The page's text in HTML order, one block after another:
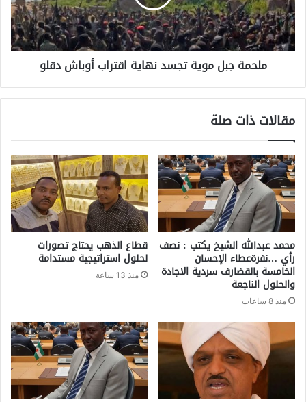
ملحمة جبل موية تجسد نهاية اقتراب أوباش دقلو
مقالات ذات صلة
محمد عبدالله الشيخ يكتب : نصف
رأي …نفرةعطاء الإحسان
الخامسة بالقضارف سردية الاجادة
والحلول الناجعة
منذ 8 ساعات
قطاع الذهب يحتاج تصورات
لحلول استراتيجية مستدامة
منذ 13 ساعة